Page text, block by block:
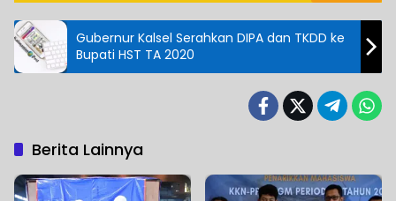
Gubernur Kalsel Serahkan DIPA dan TKDD ke
Bupati HST TA 2020
Berita Lainnya